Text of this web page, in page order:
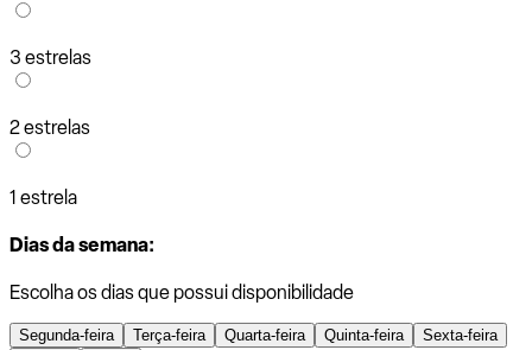
3 estrelas
2 estrelas
1 estrela
Dias da semana:
Escolha os dias que possui disponibilidade
Segunda-feira Terça-feira Quarta-feira Quinta-feira
Sexta-feira